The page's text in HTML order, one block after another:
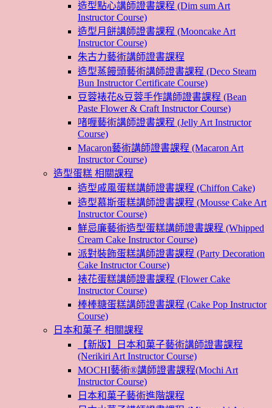
造型點心講師證書課程 (Dim sum Art
Instructor Course)
造型月餅講師證書課程 (Mooncake Art
Instructor Course)
朱古力藝術講師證書課程
造型蒸饅頭藝術講師證書課程 (Deco Steam
Bun Instructor Certificate Course)
豆蓉裱花&豆蓉手作講師證書課程 (Bean
Paste Flower & Craft Instructor Course)
啫喱藝術講師證書課程 (Jelly Art Instructor
Course)
Macaron藝術講師證書課程 (Macaron Art
Instructor Course)
造型蛋糕 相關課程
造型戚風蛋糕講師證書課程 (Chiffon Cake)
造型慕斯蛋糕講師證書課程 (Mousse Cake Art
Instructor Course)
鮮忌廉藝術造型蛋糕講師證書課程 (Whipped
Cream Cake Instructor Course)
派對裝飾蛋糕講師證書課程 (Party Decoration
Cake Instructor Course)
裱花蛋糕講師證書課程 (Flower Cake
Instructor Course)
棒棒糖蛋糕講師證書課程 (Cake Pop Instructor
Course)
日本和菓子 相關課程
【新版】日本和菓子藝術講師證書課程
(Nerikiri Art Instructor Course)
MOCHI藝術®講師證書課程(Mochi Art
Instructor Course)
日本和菓子藝術進階課程